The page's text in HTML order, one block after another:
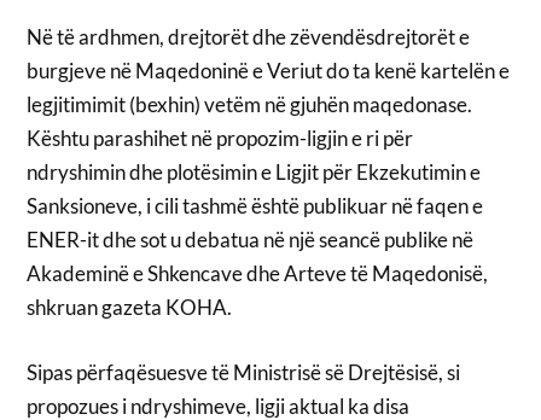
Në të ardhmen, drejtorët dhe zëvendësdrejtorët e
burgjeve në Maqedoninë e Veriut do ta kenë kartelën e
legjitimimit (bexhin) vetëm në gjuhën maqedonase.
Kështu parashihet në propozim-ligjin e ri për
ndryshimin dhe plotësimin e Ligjit për Ekzekutimin e
Sanksioneve, i cili tashmë është publikuar në faqen e
ENER-it dhe sot u debatua në një seancë publike në
Akademinë e Shkencave dhe Arteve të Maqedonisë,
shkruan gazeta KOHA.
Sipas përfaqësuesve të Ministrisë së Drejtësisë, si
propozues i ndryshimeve, ligji aktual ka disa